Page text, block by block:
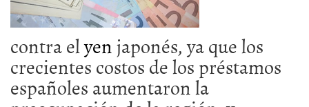
contra elyenjaponés, ya que los
crecientes costos de los préstamos
españoles aumentaron la